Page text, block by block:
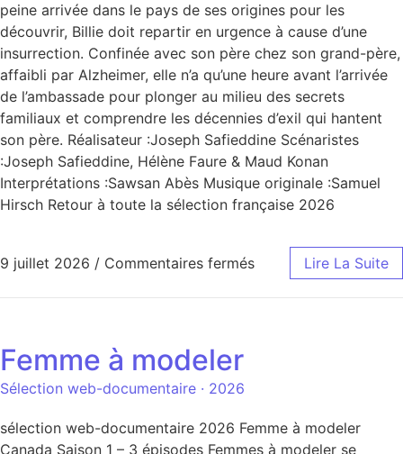
peine arrivée dans le pays de ses origines pour les
découvrir, Billie doit repartir en urgence à cause d’une
insurrection. Confinée avec son père chez son grand-père,
affaibli par Alzheimer, elle n’a qu’une heure avant l’arrivée
de l’ambassade pour plonger au milieu des secrets
familiaux et comprendre les décennies d’exil qui hantent
son père. Réalisateur :Joseph Safieddine Scénaristes
:Joseph Safieddine, Hélène Faure & Maud Konan
Interprétations :Sawsan Abès Musique originale :Samuel
Hirsch Retour à toute la sélection française 2026
9 juillet 2026 / Commentaires fermés Lire La Suite
Femme à modeler
Sélection web-documentaire · 2026
sélection web-documentaire 2026 Femme à modeler
Canada Saison 1 – 3 épisodes Femmes à modeler se